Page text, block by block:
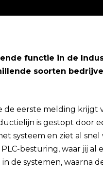
functie in de
soorten
de eerste melding krijgt
is gestopt door
systeem en ziet al
besturing, waar jij al
de systemen, waarna